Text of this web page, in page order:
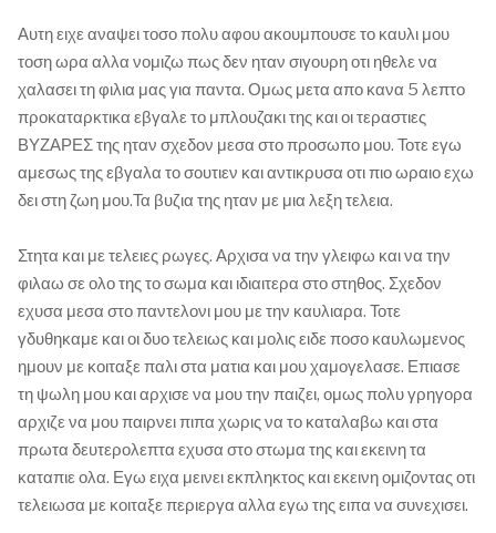
Αυτη ειχε αναψει τοσο πολυ αφου ακουμπουσε το καυλι μου
τοση ωρα αλλα νομιζω πως δεν ηταν σιγουρη οτι ηθελε να
χαλασει τη φιλια μας για παντα. Ομως μετα απο κανα 5 λεπτο
προκαταρκτικα εβγαλε το μπλουζακι της και οι τεραστιες
ΒΥΖΑΡΕΣ της ηταν σχεδον μεσα στο προσωπο μου. Τοτε εγω
αμεσως της εβγαλα το σουτιεν και αντικρυσα οτι πιο ωραιο εχω
δει στη ζωη μου.Τα βυζια της ηταν με μια λεξη τελεια.
Στητα και με τελειες ρωγες. Αρχισα να την γλειφω και να την
φιλαω σε ολο της το σωμα και ιδιαιτερα στο στηθος. Σχεδον
εχυσα μεσα στο παντελονι μου με την καυλιαρα. Τοτε
γδυθηκαμε και οι δυο τελειως και μολις ειδε ποσο καυλωμενος
ημουν με κοιταξε παλι στα ματια και μου χαμογελασε. Επιασε
τη ψωλη μου και αρχισε να μου την παιζει, ομως πολυ γρηγορα
αρχιζε να μου παιρνει πιπα χωρις να το καταλαβω και στα
πρωτα δευτερολεπτα εχυσα στο στωμα της και εκεινη τα
καταπιε ολα. Εγω ειχα μεινει εκπληκτος και εκεινη ομιζοντας οτι
τελειωσα με κοιταξε περιεργα αλλα εγω της ειπα να συνεχισει.